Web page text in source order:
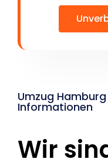
Umzug
Informationen
Wir